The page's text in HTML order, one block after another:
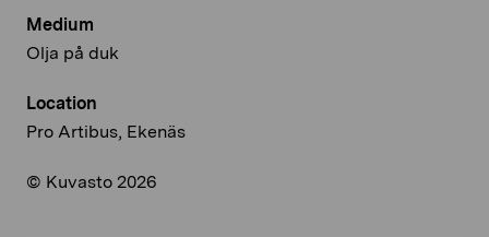
Medium
Olja på duk
Location
Pro Artibus, Ekenäs
© Kuvasto 2026